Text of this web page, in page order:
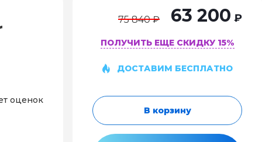
оценок
75 840 ₽ 63 200 ₽
ПОЛУЧИТЬ ЕЩЕ СКИДКУ 15%
ДОСТАВИМ БЕСПЛАТНО
В корзину